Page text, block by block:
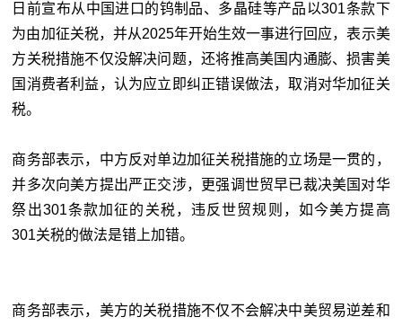
日前宣布从中国进口的钨制品、多晶硅等产品以301条款下
为由加征关税，并从2025年开始生效一事进行回应，表示美
方关税措施不仅没解决问题，还将推高美国内通膨、损害美
国消费者利益，认为应立即纠正错误做法，取消对华加征关
税。
商务部表示，中方反对单边加征关税措施的立场是一贯的，
并多次向美方提出严正交涉，更强调世贸早已裁决美国对华
祭出301条款加征的关税，违反世贸规则，如今美方提高
301关税的做法是错上加错。
商务部表示，美方的关税措施不仅不会解决中美贸易逆差和